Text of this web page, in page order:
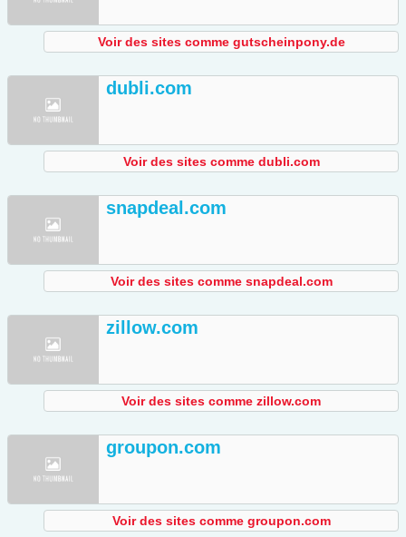
Voir des sites comme gutscheinpony.de
dubli.com
Voir des sites comme dubli.com
snapdeal.com
Voir des sites comme snapdeal.com
zillow.com
Voir des sites comme zillow.com
groupon.com
Voir des sites comme groupon.com